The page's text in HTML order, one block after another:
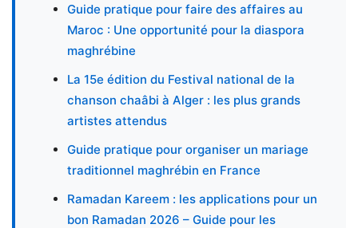
Guide pratique pour faire des affaires au
Maroc : Une opportunité pour la diaspora
maghrébine
La 15e édition du Festival national de la
chanson chaâbi à Alger : les plus grands
artistes attendus
Guide pratique pour organiser un mariage
traditionnel maghrébin en France
Ramadan Kareem : les applications pour un
bon Ramadan 2026 – Guide pour les